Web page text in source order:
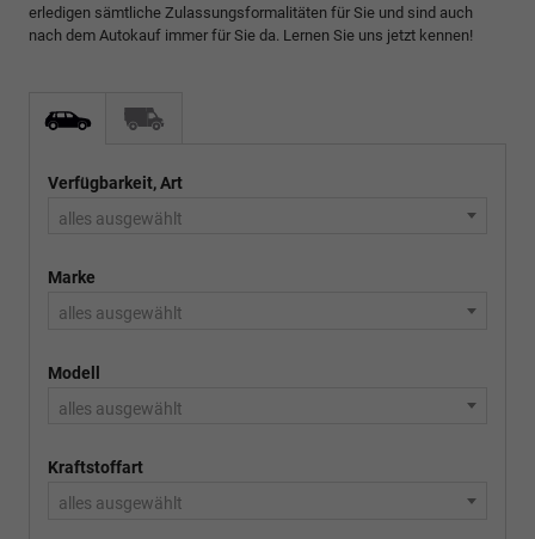
erledigen sämtliche Zulassungsformalitäten für Sie und sind auch
nach dem Autokauf immer für Sie da. Lernen Sie uns jetzt kennen!
Verfügbarkeit, Art
alles ausgewählt
Marke
alles ausgewählt
Modell
alles ausgewählt
Kraftstoffart
alles ausgewählt